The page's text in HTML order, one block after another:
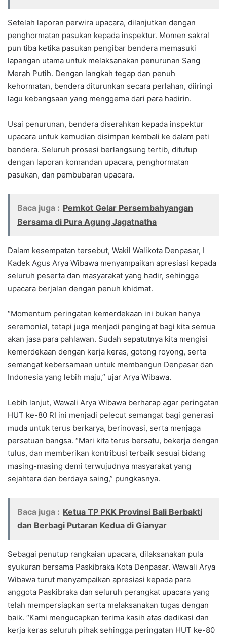
Setelah laporan perwira upacara, dilanjutkan dengan
penghormatan pasukan kepada inspektur. Momen sakral
pun tiba ketika pasukan pengibar bendera memasuki
lapangan utama untuk melaksanakan penurunan Sang
Merah Putih. Dengan langkah tegap dan penuh
kehormatan, bendera diturunkan secara perlahan, diiringi
lagu kebangsaan yang menggema dari para hadirin.
Usai penurunan, bendera diserahkan kepada inspektur
upacara untuk kemudian disimpan kembali ke dalam peti
bendera. Seluruh prosesi berlangsung tertib, ditutup
dengan laporan komandan upacara, penghormatan
pasukan, dan pembubaran upacara.
Baca juga : Pemkot Gelar Persembahyangan
Bersama di Pura Agung Jagatnatha
Dalam kesempatan tersebut, Wakil Walikota Denpasar, I
Kadek Agus Arya Wibawa menyampaikan apresiasi kepada
seluruh peserta dan masyarakat yang hadir, sehingga
upacara berjalan dengan penuh khidmat.
“Momentum peringatan kemerdekaan ini bukan hanya
seremonial, tetapi juga menjadi pengingat bagi kita semua
akan jasa para pahlawan. Sudah sepatutnya kita mengisi
kemerdekaan dengan kerja keras, gotong royong, serta
semangat kebersamaan untuk membangun Denpasar dan
Indonesia yang lebih maju,” ujar Arya Wibawa.
Lebih lanjut, Wawali Arya Wibawa berharap agar peringatan
HUT ke-80 RI ini menjadi pelecut semangat bagi generasi
muda untuk terus berkarya, berinovasi, serta menjaga
persatuan bangsa. “Mari kita terus bersatu, bekerja dengan
tulus, dan memberikan kontribusi terbaik sesuai bidang
masing-masing demi terwujudnya masyarakat yang
sejahtera dan berdaya saing,” pungkasnya.
Baca juga : Ketua TP PKK Provinsi Bali Berbakti
dan Berbagi Putaran Kedua di Gianyar
Sebagai penutup rangkaian upacara, dilaksanakan pula
syukuran bersama Paskibraka Kota Denpasar. Wawali Arya
Wibawa turut menyampaikan apresiasi kepada para
anggota Paskibraka dan seluruh perangkat upacara yang
telah mempersiapkan serta melaksanakan tugas dengan
baik. “Kami mengucapkan terima kasih atas dedikasi dan
kerja keras seluruh pihak sehingga peringatan HUT ke-80